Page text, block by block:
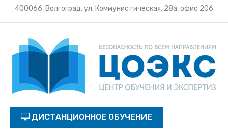
400066, Волгоград, ул. Коммунистическая, 28а, офис 206
ДИСТАНЦИОННОЕ ОБУЧЕНИЕ